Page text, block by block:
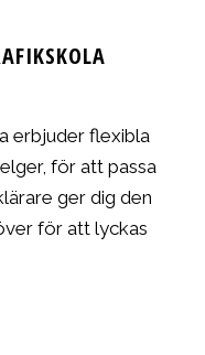
erbjuder flexibla
för att passa
ger dig den
för att lyckas